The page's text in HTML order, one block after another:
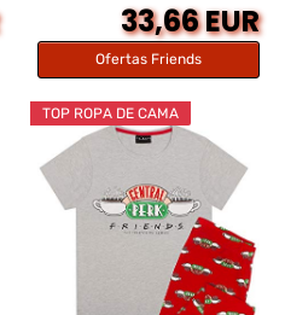
33,66 EUR
Ofertas Friends
TOP ROPA DE CAMA